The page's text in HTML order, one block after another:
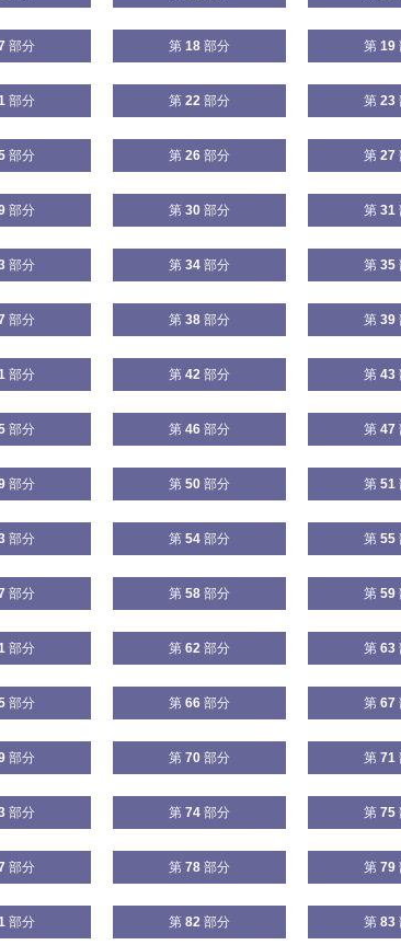
部分 第 18 部分 第 19
部分 第 22 部分 第 23
部分 第 26 部分 第 27
部分 第 30 部分 第 31
部分 第 34 部分 第 35
部分 第 38 部分 第 39
部分 第 42 部分 第 43
部分 第 46 部分 第 47
部分 第 50 部分 第 51
部分 第 54 部分 第 55
部分 第 58 部分 第 59
部分 第 62 部分 第 63
部分 第 66 部分 第 67
部分 第 70 部分 第 71
部分 第 74 部分 第 75
部分 第 78 部分 第 79
部分 第 82 部分 第 83